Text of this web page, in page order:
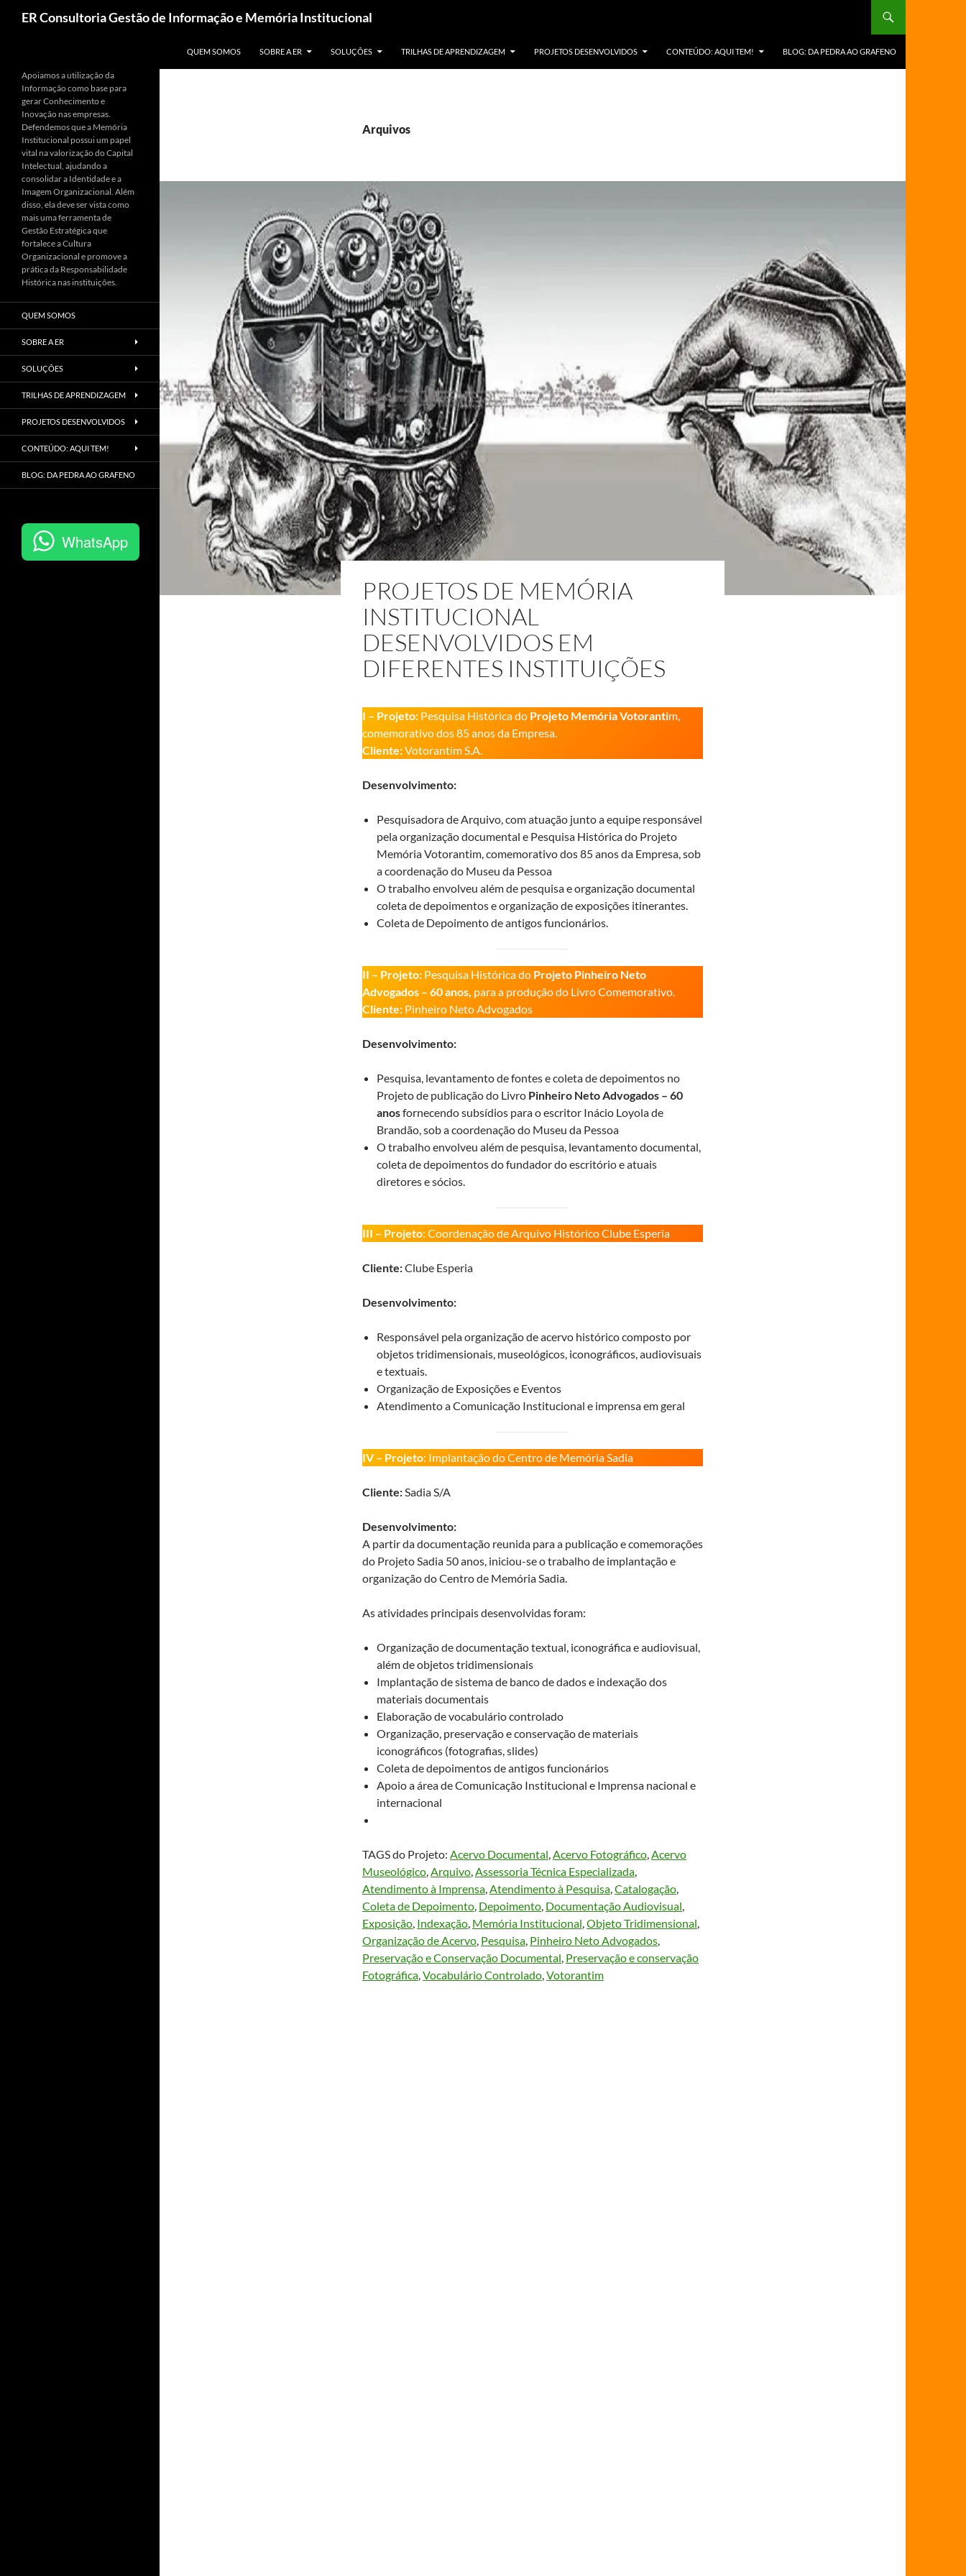
ER Consultoria Gestão de Informação e Memória Institucional
QUEM SOMOS
SOBRE A ER SOLUÇÕES TRILHAS DE APRENDIZAGEM PROJETOS DESENVOLVIDOS CONTEÚDO: AQUI TEM! BLOG: DA PEDRA AO GRAFENO
Arquivos
PROJETOS DE MEMÓRIA
INSTITUCIONAL
DESENVOLVIDOS EM
DIFERENTES INSTITUIÇÕES
I – Projeto: Pesquisa Histórica do Projeto Memória Votorantim,
comemorativo dos 85 anos da Empresa.
Cliente:Votorantim S.A.
Desenvolvimento:
Pesquisadora de Arquivo, com atuação junto a equipe responsável
pela organização documental e Pesquisa Histórica do Projeto
Memória Votorantim, comemorativo dos 85 anos da Empresa, sob
a coordenação do Museu da Pessoa
O trabalho envolveu além de pesquisa e organização documental
coleta de depoimentos e organização de exposições itinerantes.
Coleta de Depoimento de antigos funcionários.
II – Projeto: Pesquisa Histórica do Projeto Pinheiro Neto
Advogados – 60 anos, para a produção do Livro Comemorativo.
Cliente: Pinheiro Neto Advogados
Desenvolvimento:
Pesquisa, levantamento de fontes e coleta de depoimentos no
Projeto de publicação do Livro Pinheiro Neto Advogados – 60
anosfornecendo subsídios para o escritor Inácio Loyola de
Brandão, sob a coordenação do Museu da Pessoa
O trabalho envolveu além de pesquisa, levantamento documental,
coleta de depoimentos do fundador do escritório e atuais
diretores e sócios.
III – Projeto: Coordenação de Arquivo Histórico Clube Esperia
Cliente:Clube Esperia
Desenvolvimento:
Responsável pela organização de acervo histórico composto por
objetos tridimensionais, museológicos, iconográficos, audiovisuais
e textuais.
Organização de Exposições e Eventos
Atendimento a Comunicação Institucional e imprensa em geral
IV – Projeto: Implantação do Centro de Memória Sadia
Cliente:Sadia S/A
Desenvolvimento:
A partir da documentação reunida para a publicação e comemorações
do Projeto Sadia 50 anos, iniciou-se o trabalho de implantação e
organização do Centro de Memória Sadia.
As atividades principais desenvolvidas foram:
Organização de documentação textual, iconográfica e audiovisual,
além de objetos tridimensionais
Implantação de sistema de banco de dados e indexação dos
materiais documentais
Elaboração de vocabulário controlado
Organização, preservação e conservação de materiais
iconográficos (fotografias, slides)
Coleta de depoimentos de antigos funcionários
Apoio a área de Comunicação Institucional e Imprensa nacional e
internacional
TAGS do Projeto: Acervo Documental, Acervo Fotográfico, Acervo
Museológico, Arquivo, Assessoria Técnica Especializada
Atendimento à Imprensa, Atendimento à Pesquisa, Catalogação
Coleta de Depoimento, Depoimento, Documentação Audiovisual
Exposição, Indexação, Memória Institucional, Objeto Tridimensional
Organização de Acervo, Pesquisa, Pinheiro Neto Advogados
Preservação e Conservação Documental, Preservação e conservação
Fotográfica, Vocabulário Controlado, Votorantim
Apoiamos a utilização da
Informação como base para
gerar Conhecimento e
Inovação nas empresas.
Defendemos que a Memória
Institucional possui um papel
vital na valorização do Capital
Intelectual, ajudando a
consolidar a Identidade e a
Imagem Organizacional. Além
disso, ela deve ser vista como
mais uma ferramenta de
Gestão Estratégica que
fortalece a Cultura
Organizacional e promove a
prática da Responsabilidade
Histórica nas instituições.
QUEM SOMOS
SOBRE A ER
SOLUÇÕES
TRILHAS DE APRENDIZAGEM
PROJETOS DESENVOLVIDOS
CONTEÚDO: AQUI TEM!
BLOG: DA PEDRA AO GRAFENO
WhatsApp